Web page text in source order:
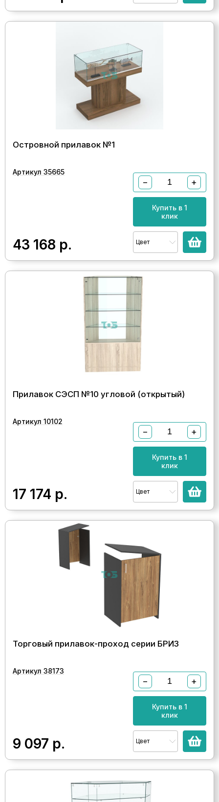
Островной прилавок №1
Артикул 35665
43 168 р.
− +
Купить в 1
клик
Цвет
Прилавок СЭСП №10 угловой (открытый)
Артикул 10102
17 174 р.
− +
Купить в 1
клик
Цвет
Торговый прилавок-проход серии БРИЗ
Артикул 38173
9 097 р.
− +
Купить в 1
клик
Цвет